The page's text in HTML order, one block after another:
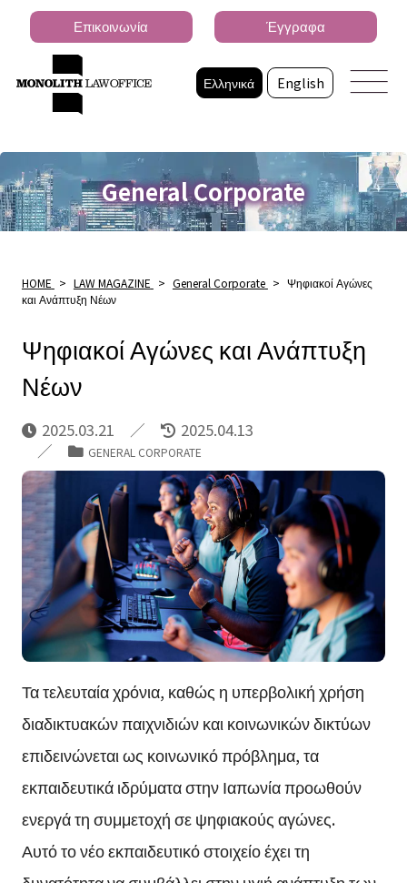
Ελληνικά English
Επικοινωνία Έγγραφα
General Corporate
HOME > LAW MAGAZINE > General Corporate > Ψηφιακοί Αγώνες
και Ανάπτυξη Νέων
Ψηφιακοί Αγώνες και Ανάπτυξη
Νέων
2025.03.21 2025.04.13
GENERAL CORPORATE
Τα τελευταία χρόνια, καθώς η υπερβολική χρήση
διαδικτυακών παιχνιδιών και κοινωνικών δικτύων
επιδεινώνεται ως κοινωνικό πρόβλημα, τα
εκπαιδευτικά ιδρύματα στην Ιαπωνία προωθούν
ενεργά τη συμμετοχή σε ψηφιακούς αγώνες.
Αυτό το νέο εκπαιδευτικό στοιχείο έχει τη